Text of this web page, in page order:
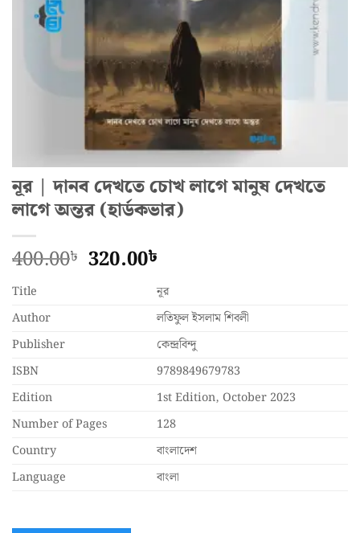
নূর | দানব দেখতে চোখ লাগে মানুষ দেখতে
লাগে অন্তর (হার্ডকভার)
400.00৳ Original
400.00৳.
320.00৳
is:
320.00৳.
Title
নূর
Author
লতিফুল ইসলাম শিবলী
Publisher
কেন্দ্রবিন্দু
ISBN
9789849679783
Edition
1st Edition, October 2023
Number of Pages
128
Country
বাংলাদেশ
Language
বাংলা